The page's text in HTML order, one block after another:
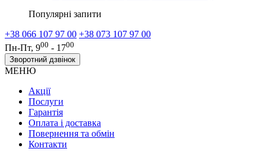
Популярні запити
+38 066 107 97 00 +38 073 107 97 00
Пн-Пт, 900 - 1700
Зворотний дзвінок
МЕНЮ
Акції
Послуги
Гарантія
Оплата і доставка
Повернення та обмін
Контакти